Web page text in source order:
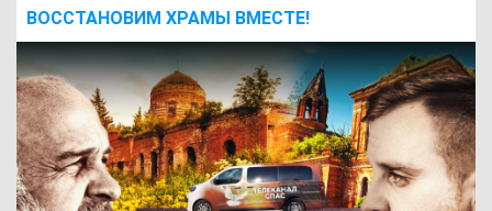
ВОCСТАНОВИМ ХРАМЫ ВМЕСТЕ!